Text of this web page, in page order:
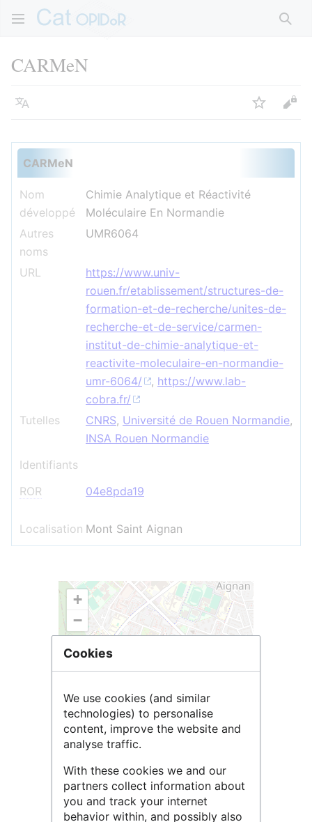
CARMeN
Langue Suivre
CARMeN
Nom
développé
Chimie Analytique et Réactivité
Moléculaire En Normandie
Autres
noms
UMR6064
URL
https://www.univ-
rouen.fr/etablissement/structures-de-
formation-et-de-recherche/unites-de-
recherche-et-de-service/carmen-
institut-de-chimie-analytique-et-
reactivite-moleculaire-en-normandie-
umr-6064/
, https://www.lab-
cobra.fr/
Tutelles
CNRS, Université de Rouen Normandie,
INSA Rouen Normandie
Identifiants
ROR
04e8pda19
Localisation Mont Saint Aignan
+
−
Leaflet| ©OpenStreetMap contributors
Cookies
We use cookies (and similar
technologies) to personalise
content, improve the website and
analyse traffic.
With these cookies we and our
partners collect information about
you and track your internet
behavior within, and possibly also